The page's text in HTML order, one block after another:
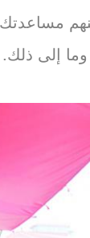
إلى ذلك.